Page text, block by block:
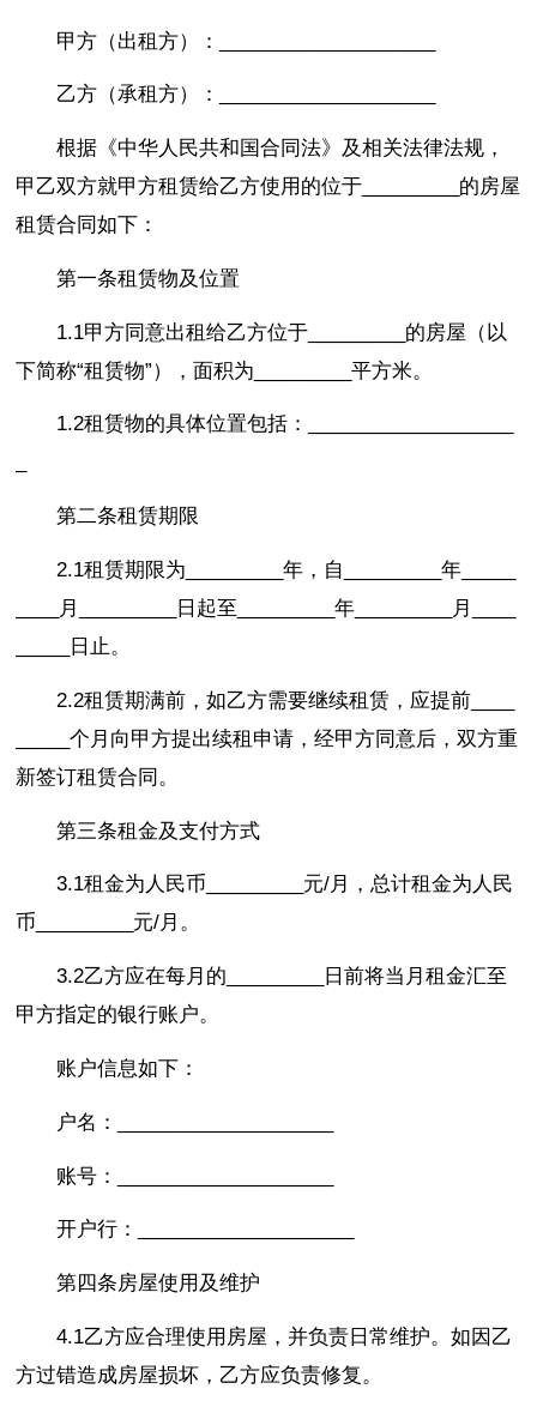
甲方（出租方）：____________________
乙方（承租方）：____________________
根据《中华人民共和国合同法》及相关法律法规，
甲乙双方就甲方租赁给乙方使用的位于_________的房屋
租赁合同如下：
第一条租赁物及位置
1.1甲方同意出租给乙方位于_________的房屋（以
下简称“租赁物”），面积为_________平方米。
1.2租赁物的具体位置包括：___________________
第二条租赁期限
2.1租赁期限为_________年，自_________年_____
____月_________日起至_________年_________月____
_____日止。
2.2租赁期满前，如乙方需要继续租赁，应提前____
_____个月向甲方提出续租申请，经甲方同意后，双方重
新签订租赁合同。
第三条租金及支付方式
3.1租金为人民币_________元/月，总计租金为人民
币_________元/月。
3.2乙方应在每月的_________日前将当月租金汇至
甲方指定的银行账户。
账户信息如下：
户名：____________________
账号：____________________
开户行：____________________
第四条房屋使用及维护
4.1乙方应合理使用房屋，并负责日常维护。如因乙
方过错造成房屋损坏，乙方应负责修复。